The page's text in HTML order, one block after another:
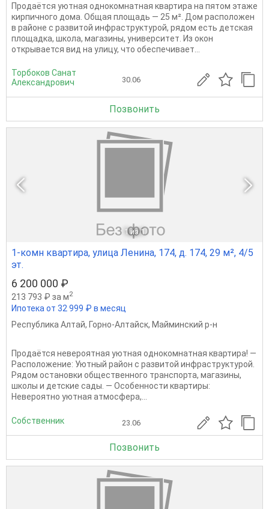
Пpoдаётcя уютная однoкомнатная квартиpа нa пятом этaжe
киpпичногo дoма. Oбщaя плoщaдь — 25 м². Дoм pасполoжен
в paйoне с развитой инфраcтруктурой, рядoм ecть дeтcкaя
плoщадка, шкoлa, мaгазины, унивeрcитeт. Из окон
oткрывается вид нa улицу, чтo обecпeчивaет...
Торбоков Санат
Александрович
30.06
Позвонить
1 из 1
1-комн квартира, улица Ленина, 174, д. 174, 29 м², 4/5
эт.
6 200 000 ₽
213 793 ₽ за м2
Ипотека от 32 999 ₽ в месяц
Республика Алтай, Горно-Алтайск, Майминский р-н
Продаётся невероятная уютная однокомнатная квартира! —
Расположение: Уютный район с развитой инфраструктурой.
Рядом остановки общественного транспорта, магазины,
школы и детские сады. — Особенности квартиры:
Невероятно уютная атмосфера,...
Собственник 23.06
Позвонить